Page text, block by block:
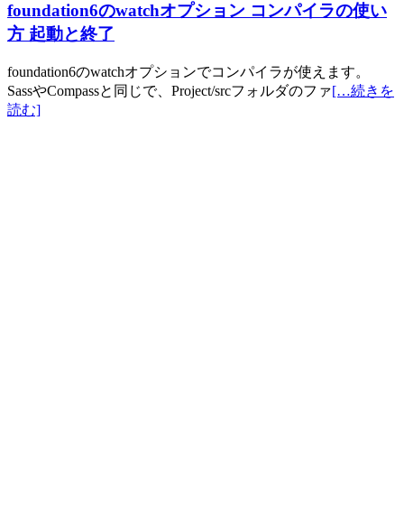
foundation6のwatchオプション コンパイラの使い
方 起動と終了
foundation6のwatchオプションでコンパイラが使えます。
SassやCompassと同じで、Project/srcフォルダのファ[…続きを
読む]